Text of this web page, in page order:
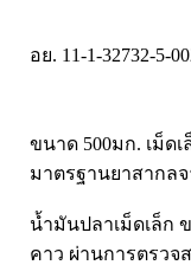
PHARMAX
CeraVe
Preme nobu
Eucerin ยูเซอ
Hi-balanz
อย. 11-1-32732-5-
ขนาด 500มก. เม็ด
มาตรฐานยาสากลจ
น้ำมันปลาเม็ดเล็ก
คาว ผ่านการตรว